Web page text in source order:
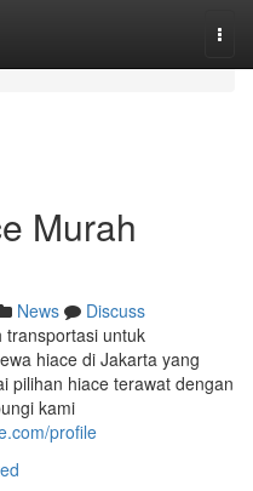
Murah
News
Discuss
transportasi untuk
hiace di Jakarta yang
pilihan hiace terawat dengan
kami
profile